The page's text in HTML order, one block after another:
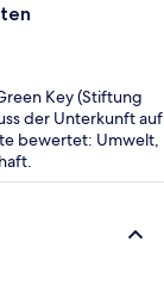
Key (Stiftung
der Unterkunft auf
bewertet: Umwelt,